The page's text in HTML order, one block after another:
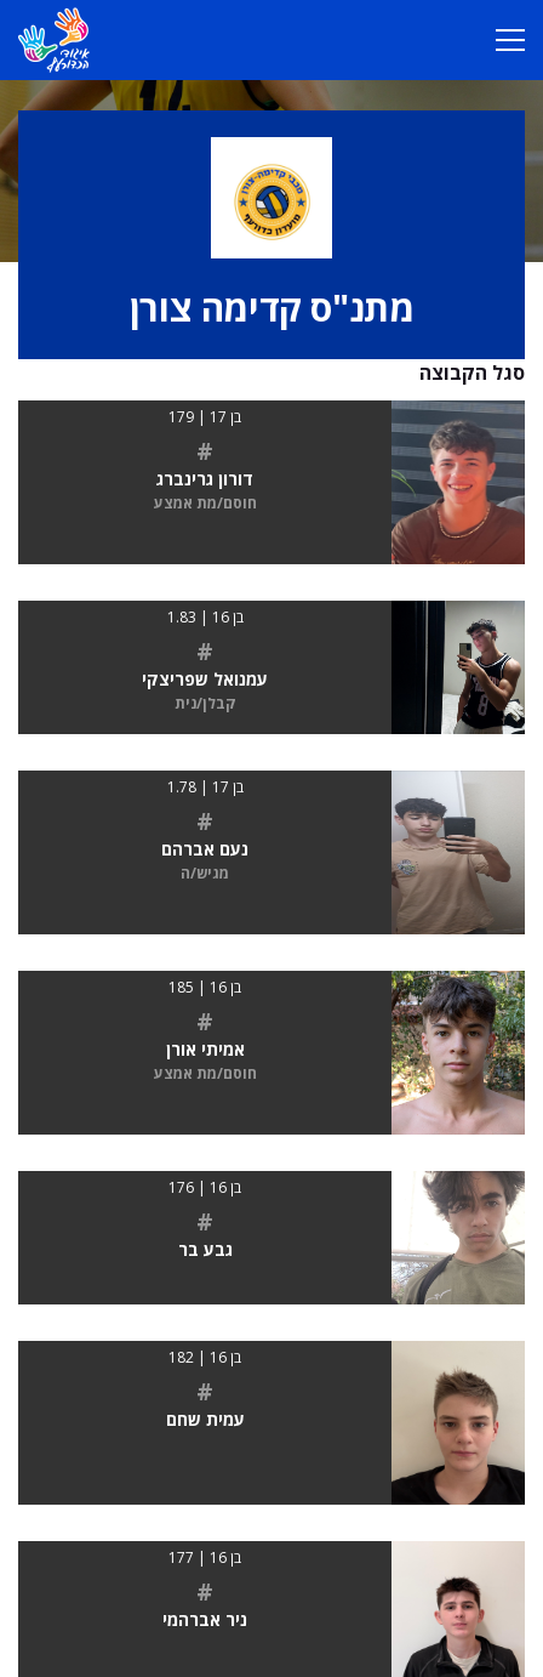
מתנ"ס קדימה צורן
סגל הקבוצה
בן 17 | 179
#
דורון גרינברג
חוסם/מת אמצע
בן 16 | 1.83
#
עמנואל שפריצקי
קבלן/נית
בן 17 | 1.78
#
נעם אברהם
מגיש/ה
בן 16 | 185
#
אמיתי אורן
חוסם/מת אמצע
בן 16 | 176
#
גבע בר
בן 16 | 182
#
עמית שחם
בן 16 | 177
#
ניר אברהמי